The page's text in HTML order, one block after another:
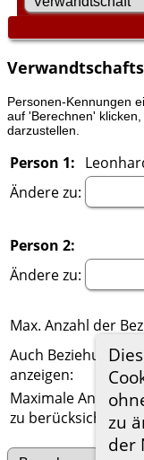
zu
der
Personen-Kennungen
auf 'Berechnen'
darzustellen.
Person 1:
Ändere zu:
Person 2:
Ändere zu:
Max. Anzahl der
Auch Beziehungen
anzeigen:
Maximale Anzahl
zu